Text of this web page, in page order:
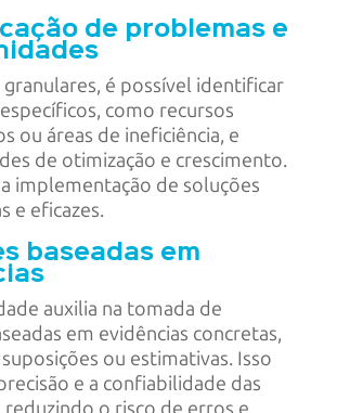
de problemas e
é possível identificar
como recursos
ou áreas de ineficiência, e
de otimização e crescimento.
implementação de soluções
e eficazes.
baseadas em
auxilia na tomada de
em evidências concretas,
ou estimativas. Isso
e a confiabilidade das